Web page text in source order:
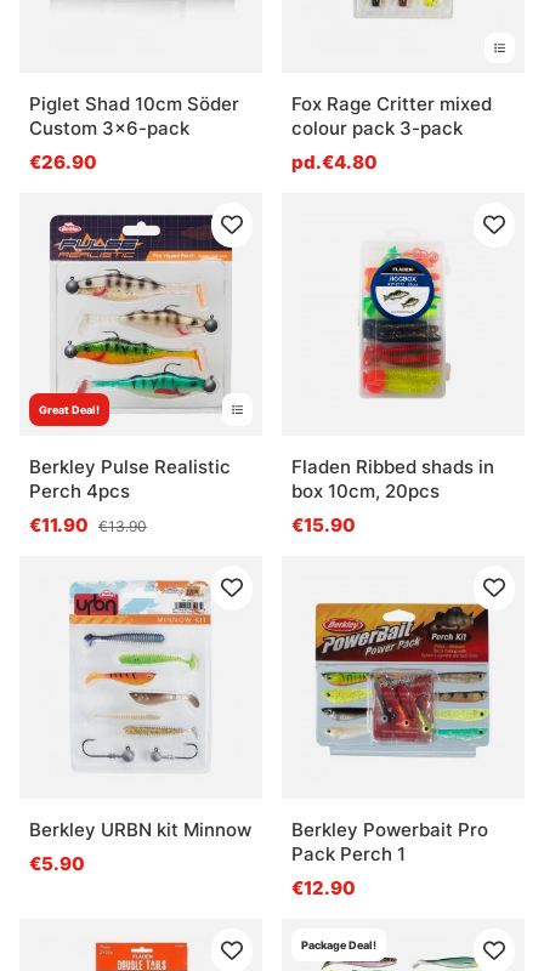
Piglet Shad 10cm Söder
Custom 3x6-pack
€26.90
Fox Rage Critter mixed
colour pack 3-pack
pd.€4.80
Great Deal!
Berkley Pulse Realistic
Perch 4pcs
€11.90 €13.90
Fladen Ribbed shads in
box 10cm, 20pcs
€15.90
Berkley URBN kit Minnow
€5.90
Berkley Powerbait Pro
Pack Perch 1
€12.90
Package Deal!